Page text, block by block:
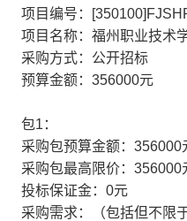
项目编号：
项目名称： 福州职业技术
采购方式：公开招标
预算金额：356000元
包1：
采购包预算金额：356000
采购包最高限价：356000
投标保证金：0元
采购需求：（包括但不限